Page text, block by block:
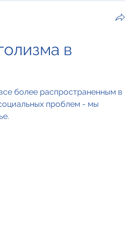
в
более распространенным в
проблем - мы